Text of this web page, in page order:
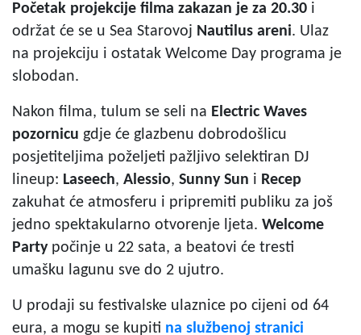
Početak projekcije filma zakazan je za 20.30 i
održat će se u Sea Starovoj Nautilus areni. Ulaz
na projekciju i ostatak Welcome Day programa je
slobodan.
Nakon filma, tulum se seli na Electric Waves
pozornicu gdje će glazbenu dobrodošlicu
posjetiteljima poželjeti pažljivo selektiran DJ
lineup: Laseech, Alessio, Sunny Sun i Recep
zakuhat će atmosferu i pripremiti publiku za još
jedno spektakularno otvorenje ljeta. Welcome
Partypočinje u 22 sata, a beatovi će tresti
umašku lagunu sve do 2 ujutro.
U prodaji su festivalske ulaznice po cijeni od 64
eura, a mogu se kupiti na službenoj stranici